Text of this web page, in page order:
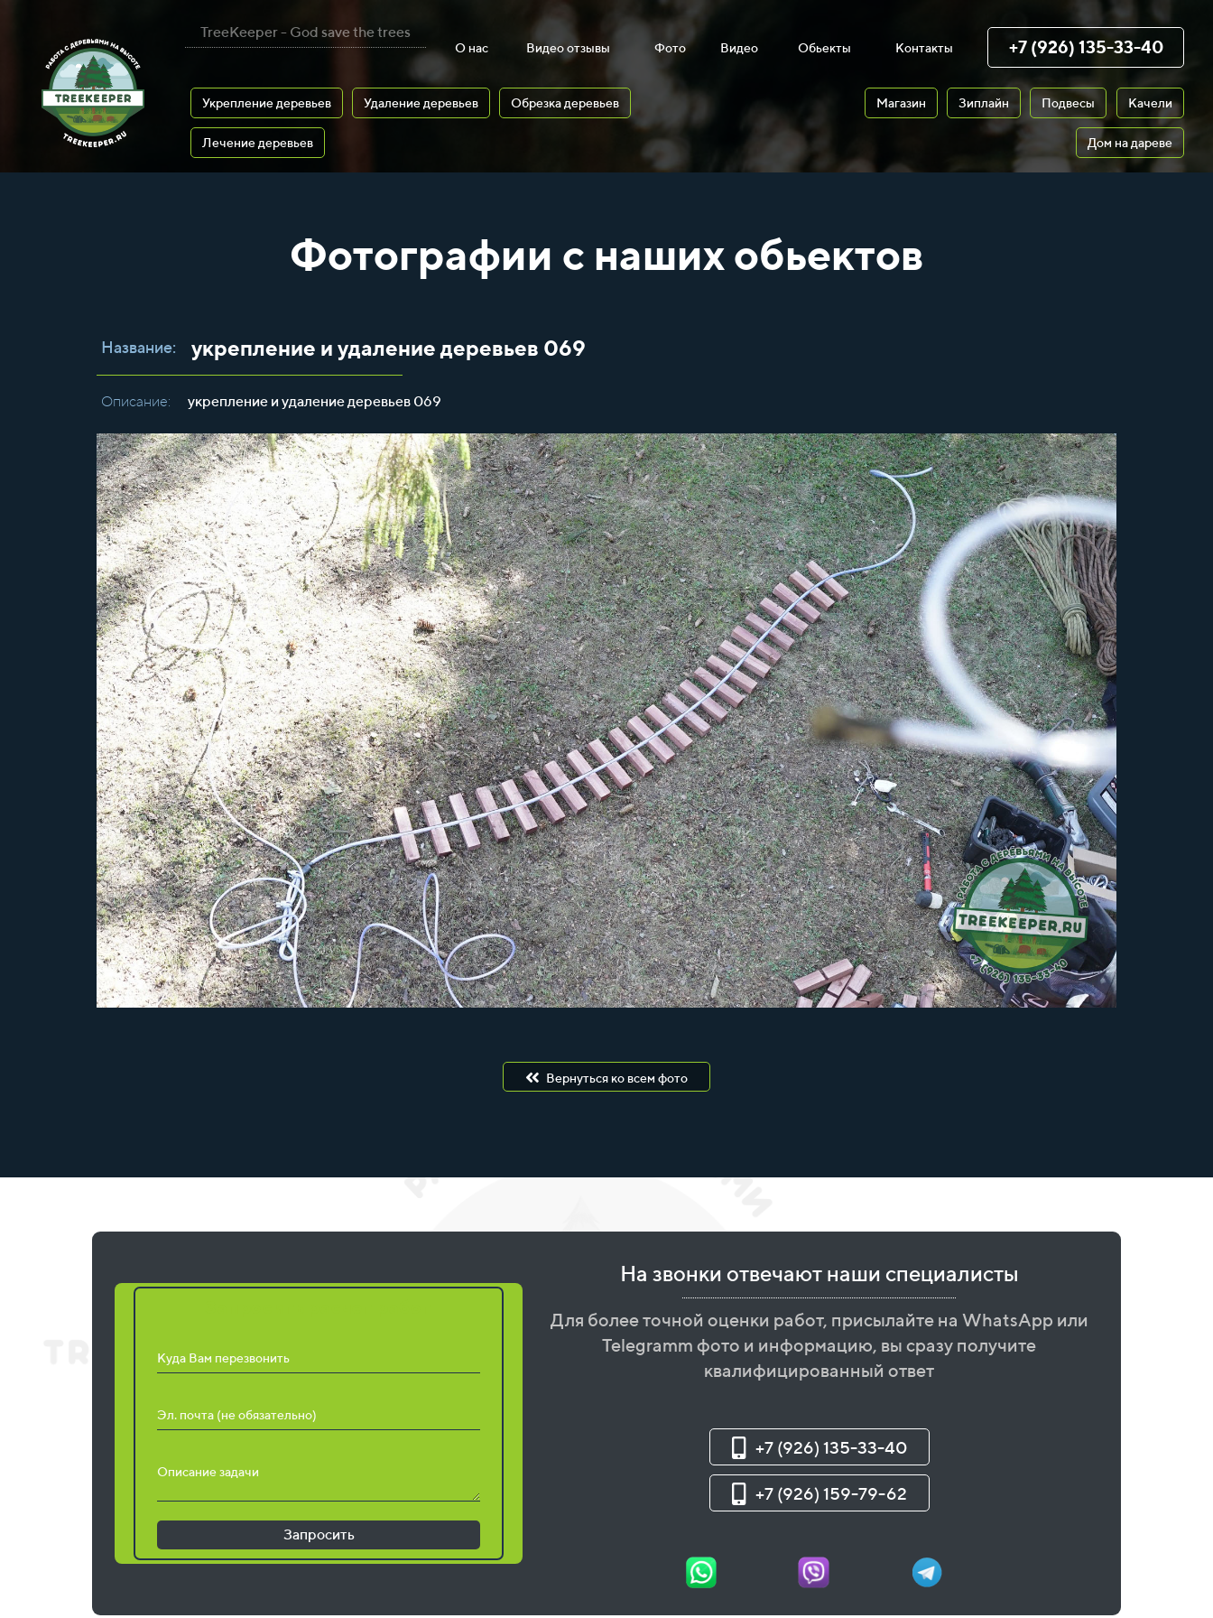
TreeKeeper - God save the trees
О нас Видео отзывы Фото Видео Обьекты Контакты +7 (926) 135-33-40
Укрепление деревьев Удаление деревьев Обрезка деревьев
Лечение деревьев
Магазин Зиплайн Подвесы Качели
Дом на дареве
Фотографии с наших обьектов
Название: укрепление и удаление деревьев 069
Описание: укрепление и удаление деревьев 069
Вернуться ко всем фото
Куда Вам перезвонить
Эл. почта (не обязательно)
Описание задачи
Запросить
На звонки отвечают наши специалисты
Для более точной оценки работ, присылайте на WhatsApp или
Telegramm фото и информацию, вы сразу получите
квалифицированный ответ
+7 (926) 135-33-40
+7 (926) 159-79-62